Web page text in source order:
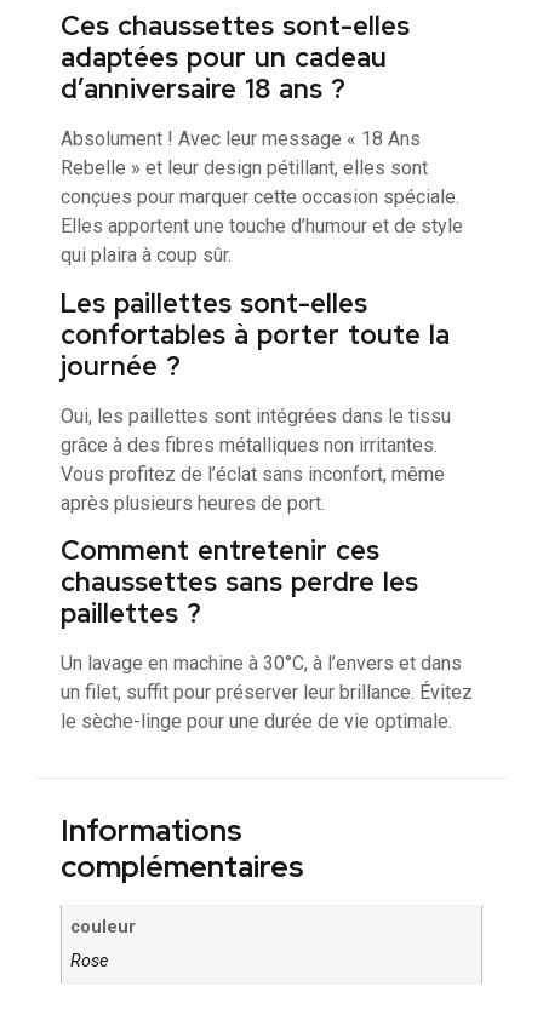
Ces chaussettes sont-elles
adaptées pour un cadeau
d’anniversaire 18 ans ?
Absolument ! Avec leur message « 18 Ans
Rebelle » et leur design pétillant, elles sont
conçues pour marquer cette occasion spéciale.
Elles apportent une touche d’humour et de style
qui plaira à coup sûr.
Les paillettes sont-elles
confortables à porter toute la
journée ?
Oui, les paillettes sont intégrées dans le tissu
grâce à des fibres métalliques non irritantes.
Vous profitez de l’éclat sans inconfort, même
après plusieurs heures de port.
Comment entretenir ces
chaussettes sans perdre les
paillettes ?
Un lavage en machine à 30°C, à l’envers et dans
un filet, suffit pour préserver leur brillance. Évitez
le sèche-linge pour une durée de vie optimale.
Informations
complémentaires
couleur
Rose